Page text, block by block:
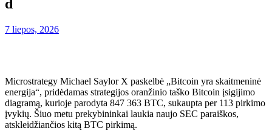
d
7 liepos, 2026
Microstrategy Michael Saylor X paskelbė „Bitcoin yra skaitmeninė
energija“, pridėdamas strategijos oranžinio taško Bitcoin įsigijimo
diagramą, kurioje parodyta 847 363 BTC, sukaupta per 113 pirkimo
įvykių. Šiuo metu prekybininkai laukia naujo SEC paraiškos,
atskleidžiančios kitą BTC pirkimą.